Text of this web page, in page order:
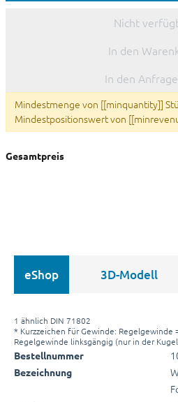
Nicht
In den
In den
Mindestmenge von [[minquantity]]
Mindestpositionswert von
Gesamtpreis
eShop 3D-Modell
1 ähnlich DIN 71802
* Kurzzeichen für Gewinde: Regelgewinde
Regelgewinde linksgängig (nur in der
Bestellnummer
Bezeichnung